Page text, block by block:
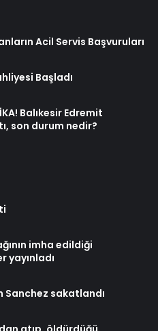
Acil Servis Başvuruları
Başladı
Balıkesir Edremit
son durum nedir?
imha edildiği
sakatlandı